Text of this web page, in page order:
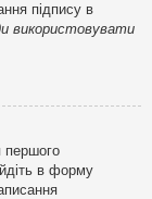
підпису в
використовувати
першого
в форму